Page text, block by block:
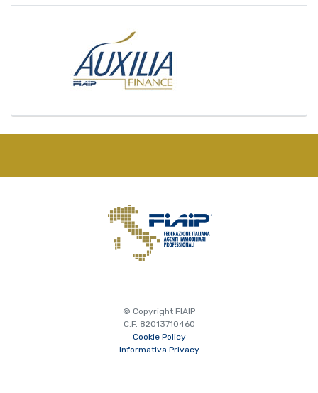
© Copyright FIAIP
C.F. 82013710460
Cookie Policy
Informativa Privacy